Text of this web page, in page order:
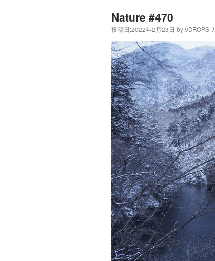
Nature #470
投稿日:2022年2月23日 by9DROPS